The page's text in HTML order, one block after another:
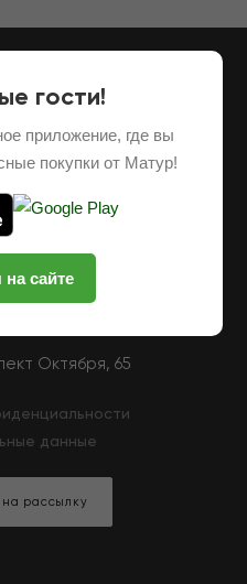
ВАКАНСИИ
25 ЗАКАЗАТЬ ЗВОНОК
Октября, 65
данные
на рассылку
гости!
приложение, где вы
покупки от Матур!
на сайте